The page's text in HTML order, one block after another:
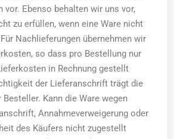
vor. Ebenso behalten wir uns vor,
zu erfüllen, wenn eine Ware nicht
Nachlieferungen übernehmen wir
so dass pro Bestellung nur
in Rechnung gestellt
der Lieferanschrift trägt die
Kann die Ware wegen
Annahmeverweigerung oder
des Käufers nicht zugestellt